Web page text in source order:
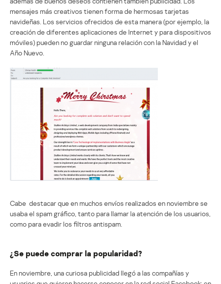
mensajes más creativos tienen forma de hermosas tarjetas
navideñas. Los servicios ofrecidos de esta manera (por ejemplo, la
creación de diferentes aplicaciones de Internet y para dispositivos
móviles) pueden no guardar ninguna relación con la Navidad y el
Año Nuevo.
Cabe destacar que en muchos envíos realizados en noviembre se
usaba el spam gráfico, tanto para llamar la atención de los usuarios,
como para evadir los filtros antispam.
¿Se puede comprar la popularidad?
En noviembre, una curiosa publicidad llegó a las compañías y